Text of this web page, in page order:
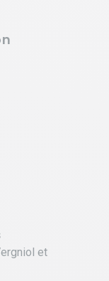
et